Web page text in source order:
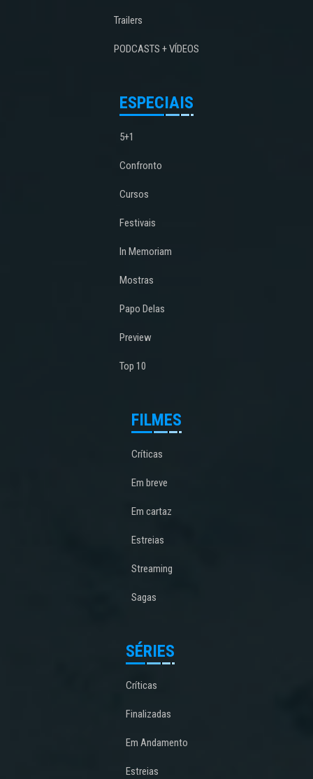
Trailers
PODCASTS + VÍDEOS
ESPECIAIS
5+1
Confronto
Cursos
Festivais
In Memoriam
Mostras
Papo Delas
Preview
Top 10
FILMES
Críticas
Em breve
Em cartaz
Estreias
Streaming
Sagas
SÉRIES
Críticas
Finalizadas
Em Andamento
Estreias